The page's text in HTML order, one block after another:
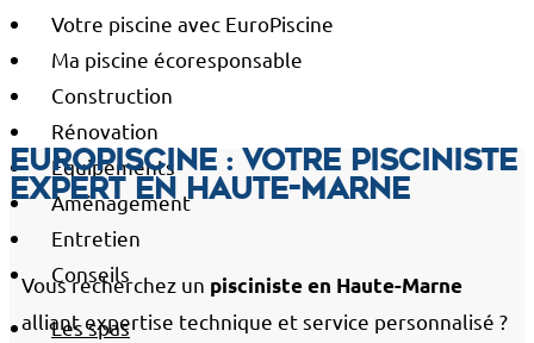
Votre piscine avec EuroPiscine
Ma piscine écoresponsable
Construction
Rénovation
Équipements
Aménagement
Entretien
Conseils
Les spas
EuroPiscine : votre pisciniste
expert en Haute-Marne
Vous recherchez un pisciniste en Haute-Marne
alliant expertise technique et service personnalisé ?